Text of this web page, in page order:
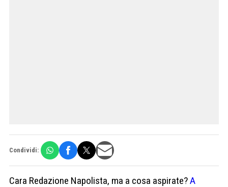
Condividi:
Cara Redazione Napolista, ma a cosa aspirate?A